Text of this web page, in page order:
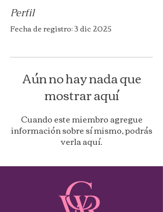
Perfil
Fecha de registro: 3 dic 2025
Aún no hay nada que
mostrar aquí
Cuando este miembro agregue
información sobre sí mismo, podrás
verla aquí.